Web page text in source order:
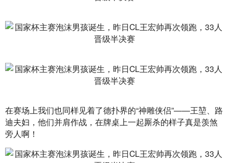
在赛场上我们也同样见着了德扑界的“神雕侠侣”——王堃、路
迪夫妇，他们并肩作战，在牌桌上一起厮杀的样子真是羡煞
旁人啊！